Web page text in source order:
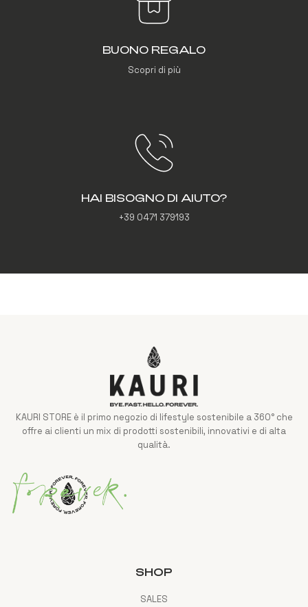
BUONO REGALO
Scopri di più
HAI BISOGNO DI AIUTO?
+39 0471 379193
KAURI STORE è il primo negozio di lifestyle sostenibile a 360° che
offre ai clienti un mix di prodotti sostenibili, innovativi e di alta
qualità.
SHOP
SALES